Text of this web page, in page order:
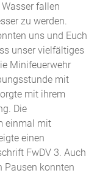
fallen
zu werden.
uns und Euch
unser vielfältiges
Minifeuerwehr
mit
mit ihrem
Die
einmal mit
einen
FwDV 3. Auch
Pausen konnten